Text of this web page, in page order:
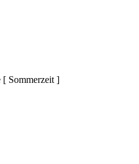
Sommerzeit ]